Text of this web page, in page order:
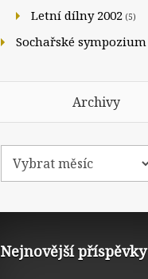
Letní dílny 2002 (5)
Sochařské sympozium
Archivy
Nejnovější příspěvky